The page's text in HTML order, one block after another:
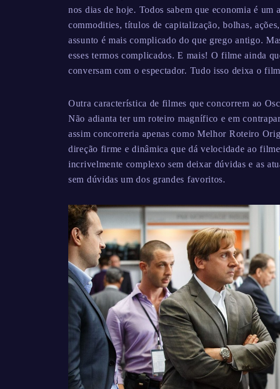
nos dias de hoje. Todos sabem que economia é um
commodities, títulos de capitalização, bolhas,
assunto é mais complicado do que grego antigo.
esses termos complicados. E mais! O filme ainda
conversam com o espectador. Tudo isso deixa o
Outra característica de filmes que concorrem ao
Não adianta ter um roteiro magnífico e em
assim concorreria apenas como Melhor Roteiro
direção firme e dinâmica que dá velocidade ao
incrivelmente complexo sem deixar dúvidas e as
sem dúvidas um dos grandes favoritos.